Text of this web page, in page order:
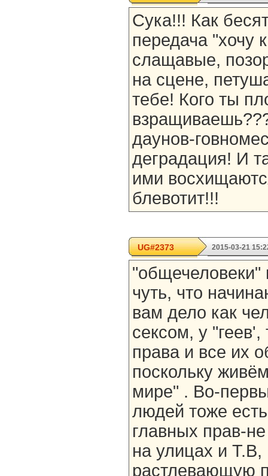
Сука!!! Как
передача "хочу
слащавые,
на сцене,
тебе! Кого ты
даунов-
деградация! И
ими
блевотит!!!
UG#2373 2015-03-21
"общечеловеки"
чуть, что
вам дело как
сексом, у "геев',
права и все их
поскольку
мире" . Во-
людей тоже
главных прав-
на улицах и
растлевающую